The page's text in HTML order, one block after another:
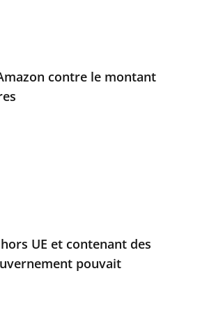
contre le montant
UE et contenant des
pouvait